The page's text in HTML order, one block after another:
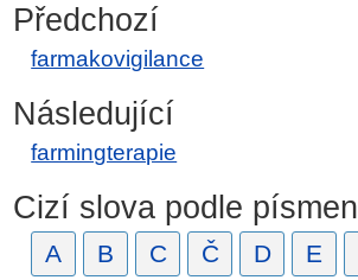
Předchozí
farmakovigilance
Následující
farmingterapie
Cizí slova podle písmen
A B C Č D E